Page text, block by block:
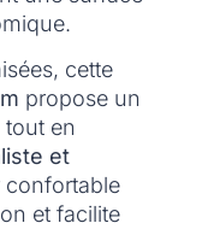
cette
propose un
tout en
et
confortable
et facilite